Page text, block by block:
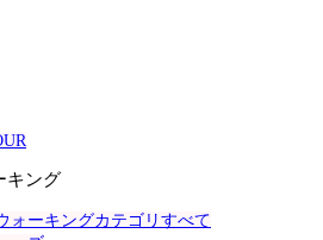
キング
ォーキングカテゴリすべて